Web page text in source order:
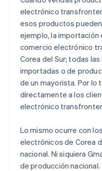
electrónico
esos productos
ejemplo, la
comercio electrónico
Corea del Sur; todas
importadas o de
de un mayorista. Por lo
directamente a los
electrónico
Lo mismo ocurre con
electrónicos de Corea
nacional. Ni siquiera
de producción nacional.